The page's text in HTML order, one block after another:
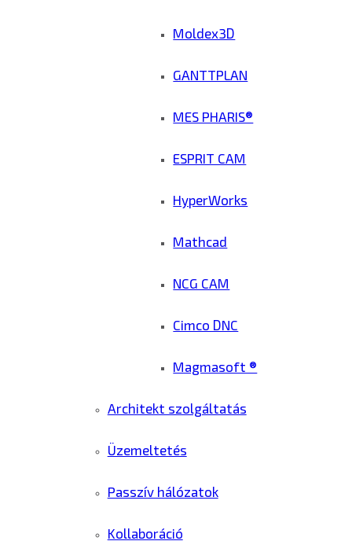
Moldex3D
GANTTPLAN
MES PHARIS®
ESPRIT CAM
HyperWorks
Mathcad
NCG CAM
Cimco DNC
Magmasoft ®
Architekt szolgáltatás
Üzemeltetés
Passzív hálózatok
Kollaboráció